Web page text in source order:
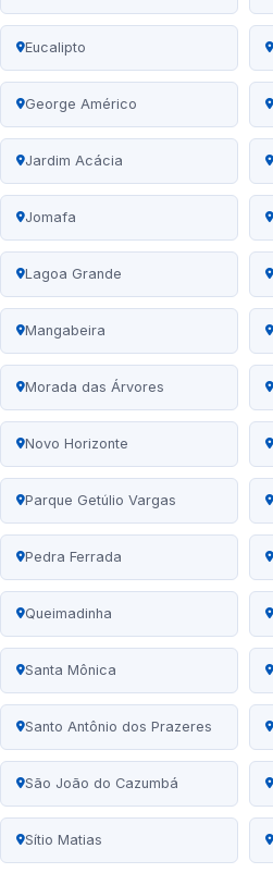
Eucalipto
George Américo
Jardim Acácia
Jomafa
Lagoa Grande
Mangabeira
Morada das Árvores
Novo Horizonte
Parque Getúlio Vargas
Pedra Ferrada
Queimadinha
Santa Mônica
Santo Antônio dos Prazeres
São João do Cazumbá
Sítio Matias